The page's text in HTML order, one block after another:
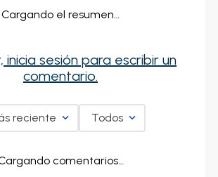
Cargando el resumen…
inicia sesión para escribir un
comentario.
reciente Todos
comentarios…